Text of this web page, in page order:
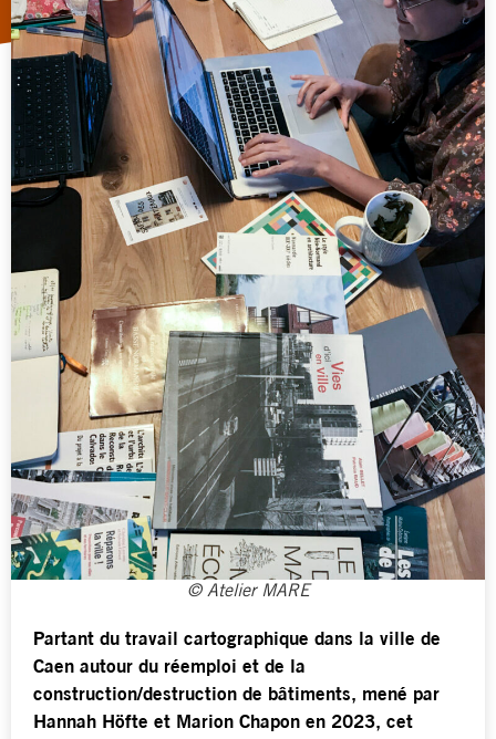
© Atelier MARE
Partant du travail cartographique dans la ville de
Caen autour du réemploi et de la
construction/destruction de bâtiments, mené par
Hannah Höfte et Marion Chapon en 2023, cet